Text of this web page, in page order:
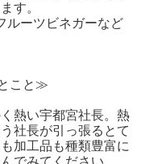
す。
ルーツビネガーなど
こと≫
熱い宇都宮社長。熱
社長が引っ張るとて
加工品も種類豊富に
でみてください。